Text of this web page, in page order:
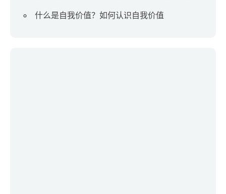
什么是自我价值？如何认识自我价值